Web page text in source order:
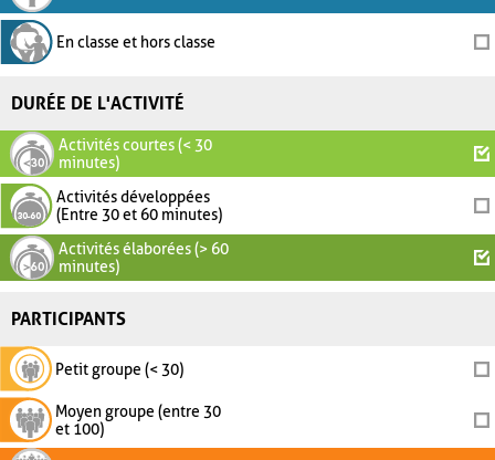
En classe et hors classe
DURÉE DE L'ACTIVITÉ
Activités courtes (< 30
minutes)
Activités développées
(Entre 30 et 60 minutes)
Activités élaborées (> 60
minutes)
PARTICIPANTS
Petit groupe (< 30)
Moyen groupe (entre 30
et 100)